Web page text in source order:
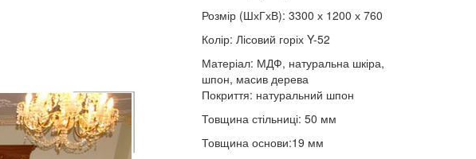
Розмір (ШхГхВ): 3300 х 1200 х 760
Колір: Лісовий горіх Y-52
Матеріал: МДФ, натуральна шкіра,
шпон, масив дерева
Покриття: натуральний шпон
Товщина стільниці: 50 мм
Товщина основи:19 мм